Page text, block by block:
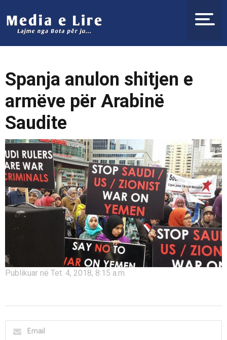
Spanja anulon shitjen e
armëve për Arabinë
Saudite
Publikuar në Tet. 4, 2018, 8:15 a.m.
Email